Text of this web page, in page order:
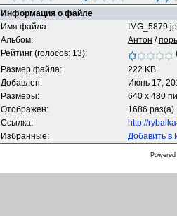
Информация о файле
Имя файла:
Альбом:
Антон /
Рейтинг (голосов: 13):
Размер файла:
222 KB
Добавлен:
Июнь 17,
Размеры:
640 x 480
Отображен:
1686 раз(а)
Ссылка:
http://
Избранные:
Добавить в